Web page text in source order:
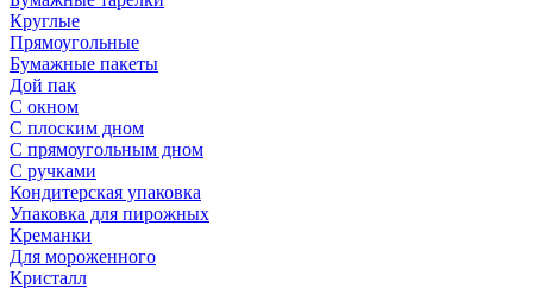
Круглые
Прямоугольные
Бумажные пакеты
Дой пак
С окном
С плоским дном
С прямоугольным дном
С ручками
Кондитерская упаковка
Упаковка для пирожных
Креманки
Для мороженного
Кристалл